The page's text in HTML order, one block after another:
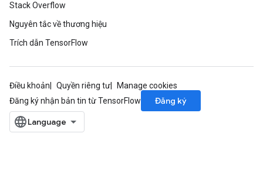
Stack Overflow
Nguyên tắc về thương hiệu
Trích dẫn TensorFlow
Điều khoản Quyền riêng tư
Manage cookies
Đăng ký nhận bản tin từ TensorFlow
Đăng ký